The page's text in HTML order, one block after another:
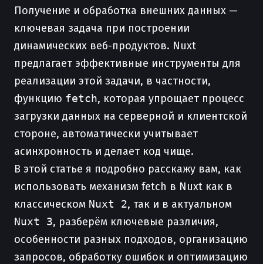
Получение и обработка внешних данных —
ключевая задача при построении
динамических веб-продуктов. Nuxt
предлагает эффективные инструменты для
реализации этой задачи, в частности,
функцию fetch, которая упрощает процесс
загрузки данных на серверной и клиентской
стороне, автоматически учитывает
асинхронность и делает код чище.
В этой статье я подробно расскажу вам, как
использовать механизм fetch в Nuxt как в
классическом Nuxt 2, так и в актуальном
Nuxt 3, разберём ключевые различия,
особенности разных подходов, организацию
запросов, обработку ошибок и оптимизацию